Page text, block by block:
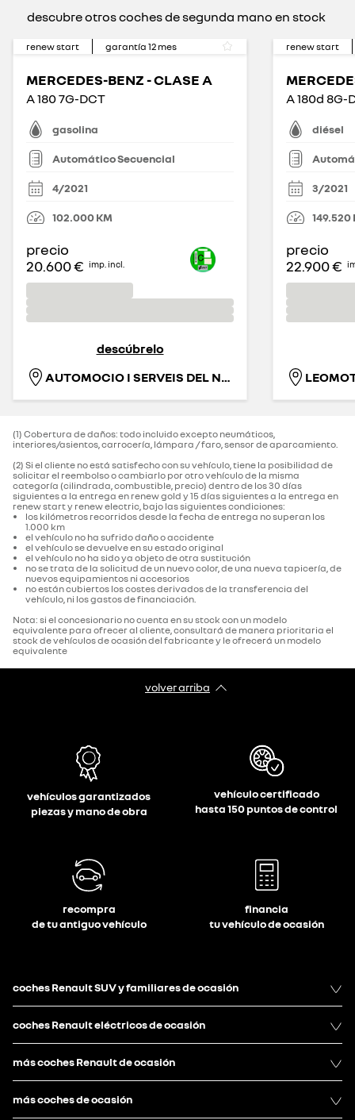
descubre otros coches de segunda mano en stock
renew start garantía 12 mes
MERCEDES-BENZ - CLASE A
A 180 7G-DCT
gasolina
Automático Secuencial
4/2021
102.000KM
precio
20.600 € imp. incl.
descúbrelo
AUTOMOCIO I SERVEIS DEL NORD-EST, S.L.
renew start
A 180d 8G-
diésel
3/2021
149.520
precio
22.900 €
(1) Cobertura de daños: todo incluido excepto neumáticos,
interiores/asientos, carrocería, lámpara / faro, sensor de aparcamiento.‌
(2) Si el cliente no está satisfecho con su vehículo, tiene la posibilidad de
solicitar el reembolso o cambiarlo por otro vehículo de la misma
categoría (cilindrada, combustible, precio) dentro de los 30 días
siguientes a la entrega en renew gold y 15 días siguientes a la entrega en
renew start y renew electric, bajo las siguientes condiciones:
los kilómetros recorridos desde la fecha de entrega no superan los
1.000 km
el vehículo no ha sufrido daño o accidente
el vehículo se devuelve en su estado original
el vehículo no ha sido ya objeto de otra sustitución
no se trata de la solicitud de un nuevo color, de una nueva tapicería, de
nuevos equipamientos ni accesorios
no están cubiertos los costes derivados de la transferencia del
vehículo, ni los gastos de financiación.
Nota: si el concesionario no cuenta en su stock con un modelo
equivalente para ofrecer al cliente, consultará de manera prioritaria el
stock de vehículos de ocasión del fabricante y le ofrecerá un modelo
equivalente
volver arriba
vehículos garantizados
piezas y mano de obra
vehículo certificado
hasta 150 puntos de control
recompra
de tu antiguo vehículo
financia
tu vehículo de ocasión
coches Renault SUV y familiares de ocasión
coches Renault eléctricos de ocasión
más coches Renault de ocasión
más coches de ocasión